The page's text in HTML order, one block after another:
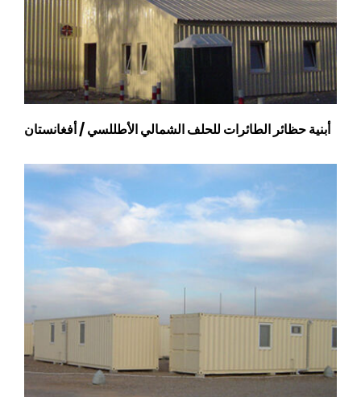
أبنية حظائر الطائرات للحلف الشمالي الأطللسي / أفغانستان